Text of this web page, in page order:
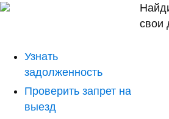
свои
Узнать
задолженность
Проверить запрет на
выезд